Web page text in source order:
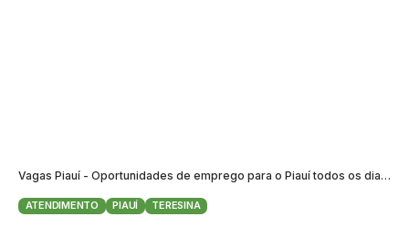
Vagas Piauí - Oportunidades de emprego para o Piauí todos os dias>
ATENDIMENTO PIAUÍ TERESINA